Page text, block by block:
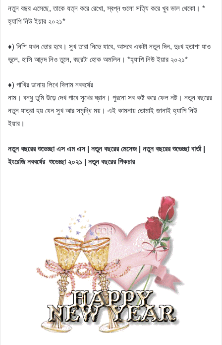
নতুন বছর এসেছে, তাকে যত্ন করে রেখো, স্বপ্ন গুলো সত্যি করে খুব ভাল থেকো। *
হ্যাপি নিউ ইয়ার ২০২১*
♦) নিশি যখন ভোর হবে। সুখ তারা নিভে যাবে, আসবে একটা নতুন দিন, দুঃখ হতাশা যাও
ভুলে, হাসি আনন্দ নিও তুলে, বছরটা হোক অমলিন। *হ্যাপি নিউ ইয়ার ২০২১*
♦) পাখির ডানায় লিখে দিলাম নববর্ষের
নাম। বন্ধু তুমি উড়ে দেখ পাবে সুখের ঘ্রান। পুরনো সব কষ্ট করে ফেল নষ্ট। নতুন বছরের
নতুন যাত্রা হয় যেন সুখ আর সমৃদ্ধি ময়। এই কামনায় তোমাই জানাই হ্যাপি নিউ
ইয়ার।
নতুন বছরের শুভেচ্ছা এস এম এস | নতুন বছরের মেসেজ | নতুন বছরের শুভেচ্ছা বার্তা |
ইংরেজি নববর্ষের শুভেচ্ছা ২০২১ | নতুন বছরের পিকচার